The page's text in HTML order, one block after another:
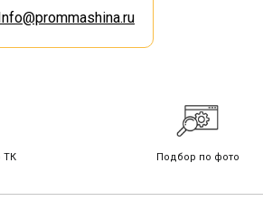
ТК Подбор по фото